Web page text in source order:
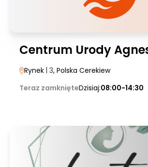
Centrum Urody
Rynek | 3, Polska Cerekiew
Teraz zamknięteDzisiaj:08:00-14:30